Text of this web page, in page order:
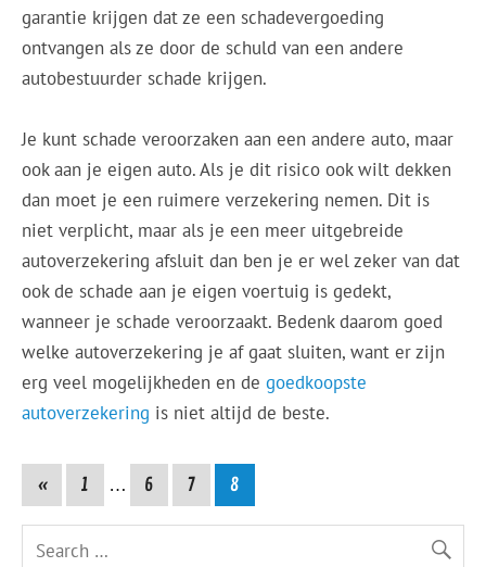
garantie krijgen dat ze een schadevergoeding
ontvangen als ze door de schuld van een andere
autobestuurder schade krijgen.
Je kunt schade veroorzaken aan een andere auto, maar
ook aan je eigen auto. Als je dit risico ook wilt dekken
dan moet je een ruimere verzekering nemen. Dit is
niet verplicht, maar als je een meer uitgebreide
autoverzekering afsluit dan ben je er wel zeker van dat
ook de schade aan je eigen voertuig is gedekt,
wanneer je schade veroorzaakt. Bedenk daarom goed
welke autoverzekering je af gaat sluiten, want er zijn
erg veel mogelijkheden en degoedkoopste
autoverzekering is niet altijd de beste.
« 1 … 6 7 8